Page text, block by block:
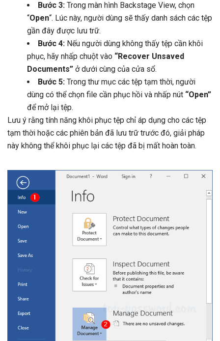
Bước 3: Trong màn hình Backstage View, chọn
“Open“. Lúc này, người dùng sẽ thấy danh sách các tệp
gần đây được lưu trữ.
Bước 4: Nếu người dùng không thấy tệp cần khôi
phục, hãy nhấp chuột vào “Recover Unsaved
Documents” ở dưới cùng của cửa sổ.
Bước 5: Trong thư mục các tệp tạm thời, người
dùng có thể chọn file cần phục hồi và nhấp nút “Open”
để mở lại tệp.
Lưu ý rằng tính năng khôi phục tệp chỉ áp dụng cho các tệp
tạm thời hoặc các phiên bản đã lưu trữ trước đó, giải pháp
này không thể khôi phục lại các tệp đã bị mất hoàn toàn.